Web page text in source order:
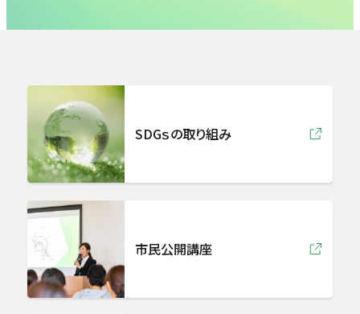
泌尿器科
婦人科
眼科
リハビリテーション科
放射線診断センター
SDGｓの取り組み
市民公開講座